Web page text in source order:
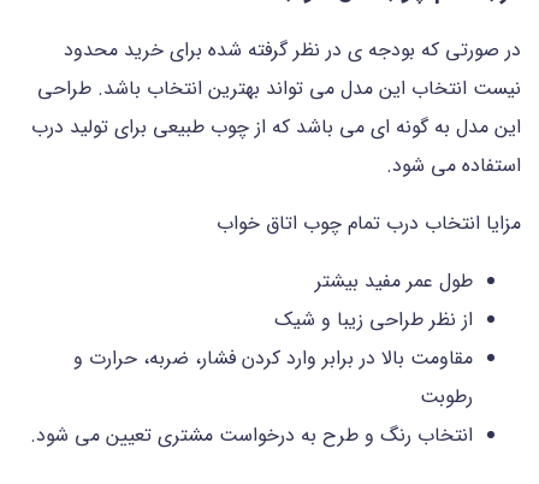
در صورتی که بودجه ی در نظر گرفته شده برای خرید محدود
نیست انتخاب این مدل می تواند بهترین انتخاب باشد. طراحی
این مدل به گونه ای می باشد که از چوب طبیعی برای تولید درب
استفاده می شود.
مزایا انتخاب درب تمام چوب اتاق خواب
طول عمر مفید بیشتر
از نظر طراحی زیبا و شیک
مقاومت بالا در برابر وارد کردن فشار، ضربه، حرارت و
رطوبت
انتخاب رنگ و طرح به درخواست مشتری تعیین می شود.